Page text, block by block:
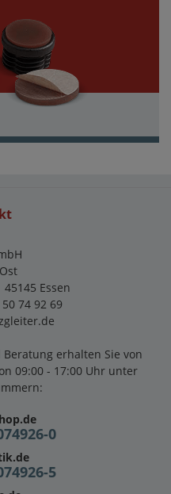
Essen
74 92 69
erhalten Sie von
09:00 - 17:00 Uhr unter
0
5